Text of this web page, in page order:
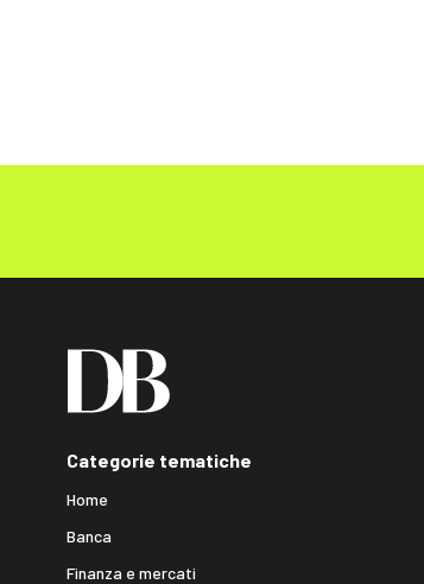
Categorie tematiche
Home
Banca
Finanza e mercati